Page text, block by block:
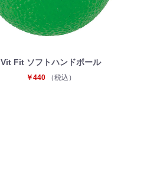
Vit Fit ソフトハンドボール
￥440 （税込）